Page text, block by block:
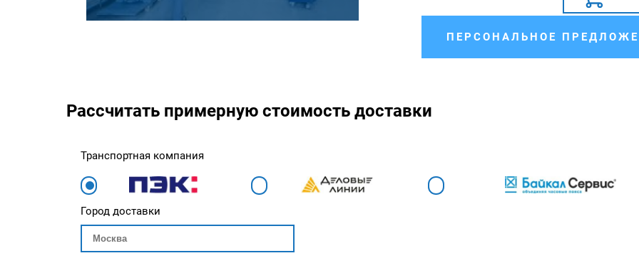
ПЕРСОНАЛЬНОЕ
Рассчитать примерную стоимость доставки
Транспортная компания
Город доставки